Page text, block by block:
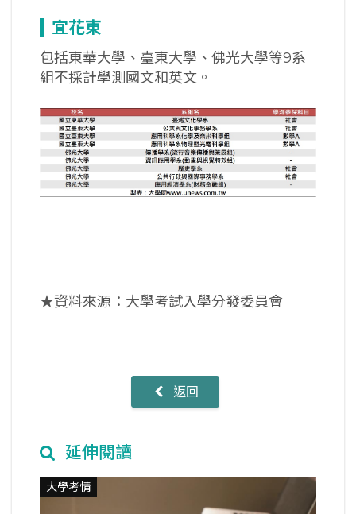
宜花東
包括東華大學、臺東大學、佛光大學等9系
組不採計學測國文和英文。
★資料來源：大學考試入學分發委員會
返回
延伸閱讀
大學考情